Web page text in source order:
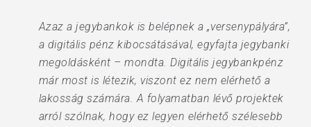
Azaz a jegybankok is belépnek a „versenypályára”,
a digitális pénz kibocsátásával, egyfajta jegybanki
megoldásként – mondta. Digitális jegybankpénz
már most is létezik, viszont ez nem elérhető a
lakosság számára. A folyamatban lévő projektek
arról szólnak, hogy ez legyen elérhető szélesebb